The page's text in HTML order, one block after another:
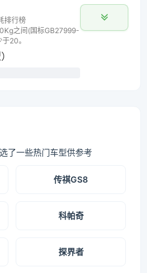
排行榜
之间(国标GB27999-
20。
了一些热门车型供参考
传祺GS8
科帕奇
探界者